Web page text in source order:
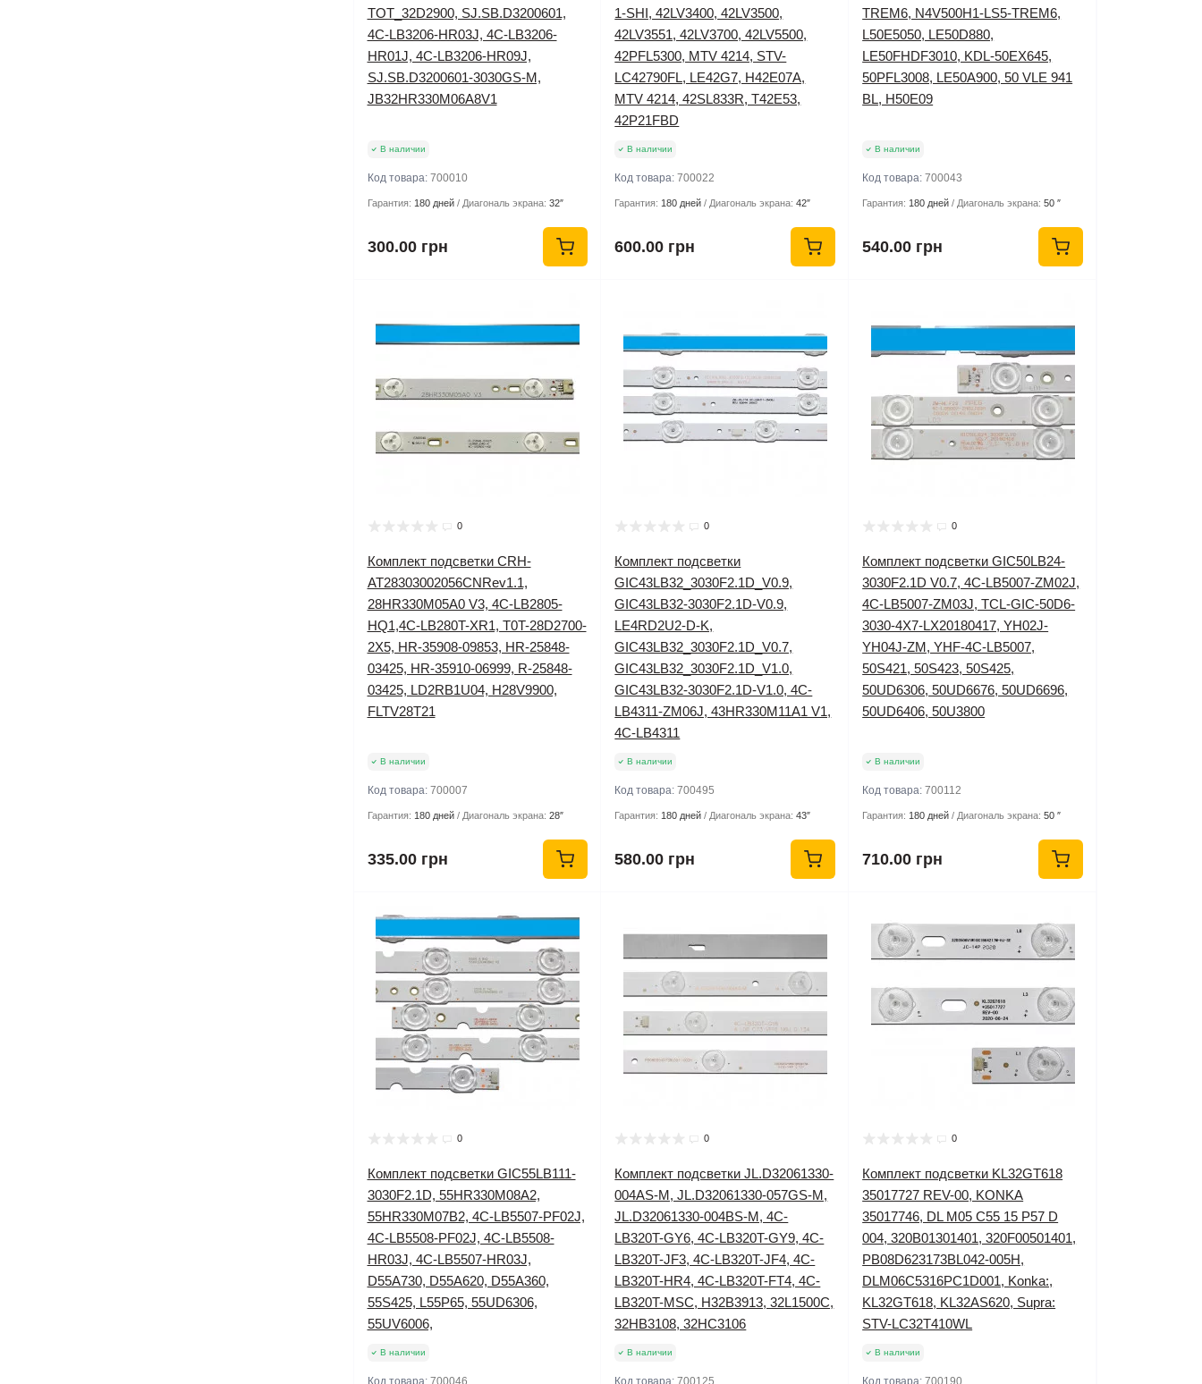
TOT_32D2900, SJ.SB.D3200601,
4C-LB3206-HR03J, 4C-LB3206-
HR01J, 4C-LB3206-HR09J,
SJ.SB.D3200601-3030GS-M,
JB32HR330M06A8V1
В наличии
Код товара: 700010
Гарантия: 180 дней Диагональ экрана: 32″
300.00 грн
1-SHI, 42LV3400, 42LV3500,
42LV3551, 42LV3700, 42LV5500,
42PFL5300, MTV 4214, STV-
LC42790FL, LE42G7, H42E07A,
MTV 4214, 42SL833R, T42E53,
42P21FBD
В наличии
Код товара:700022
Гарантия: 180 дней Диагональ экрана: 42″
600.00 грн
TREM6, N4V500H1-LS5-TREM6,
L50E5050, LE50D880,
LE50FHDF3010, KDL-50EX645,
50PFL3008, LE50A900, 50 VLE 941
BL, H50E09
В наличии
Код товара:700043
Гарантия: 180 дней Диагональ экрана: 50 ″
540.00 грн
0
Комплект подсветки CRH-
AT28303002056CNRev1.1,
28HR330M05A0 V3, 4C-LB2805-
HQ1,4C-LB280T-XR1, T0T-28D2700-
2X5, HR-35908-09853, HR-25848-
03425, HR-35910-06999, R-25848-
03425, LD2RB1U04, H28V9900,
FLTV28T21
В наличии
Код товара: 700007
Гарантия: 180 дней Диагональ экрана: 28″
335.00 грн
0
Комплект подсветки
GIC43LB32_3030F2.1D_V0.9,
GIC43LB32-3030F2.1D-V0.9,
LE4RD2U2-D-K,
GIC43LB32_3030F2.1D_V0.7,
GIC43LB32_3030F2.1D_V1.0,
GIC43LB32-3030F2.1D-V1.0, 4C-
LB4311-ZM06J, 43HR330M11A1 V1,
4C-LB4311
В наличии
Код товара:700495
Гарантия: 180 дней Диагональ экрана: 43″
580.00 грн
0
Комплект подсветки GIC50LB24-
3030F2.1D V0.7, 4C-LB5007-ZM02J,
4C-LB5007-ZM03J, TCL-GIC-50D6-
3030-4X7-LX20180417, YH02J-
YH04J-ZM, YHF-4C-LB5007,
50S421, 50S423, 50S425,
50UD6306, 50UD6676, 50UD6696,
50UD6406, 50U3800
В наличии
Код товара:700112
Гарантия: 180 дней Диагональ экрана: 50 ″
710.00 грн
0
Комплект подсветки GIC55LB111-
3030F2.1D, 55HR330M08A2,
55HR330M07B2, 4C-LB5507-PF02J,
4C-LB5508-PF02J, 4C-LB5508-
HR03J, 4C-LB5507-HR03J,
D55A730, D55A620, D55A360,
55S425, L55P65, 55UD6306,
55UV6006,
В наличии
Код товара: 700046
0
Комплект подсветки JL.D32061330-
004AS-M, JL.D32061330-057GS-M,
JL.D32061330-004BS-M, 4C-
LB320T-GY6, 4C-LB320T-GY9, 4C-
LB320T-JF3, 4C-LB320T-JF4, 4C-
LB320T-HR4, 4C-LB320T-FT4, 4C-
LB320T-MSC, H32B3913, 32L1500C,
32HB3108, 32HC3106
В наличии
Код товара:700125
0
Комплект подсветки KL32GT618
35017727 REV-00, KONKA
35017746, DL M05 C55 15 P57 D
004, 320B01301401, 320F00501401,
PB08D623173BL042-005H,
DLM06C5316PC1D001, Konka:,
KL32GT618, KL32AS620, Supra:
STV-LC32T410WL
В наличии
Код товара:700190